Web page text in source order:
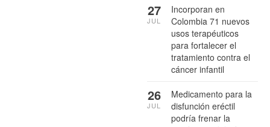
Incorporan en
Colombia 71 nuevos
usos terapéuticos
para fortalecer el
tratamiento contra el
cáncer infantil
27
JUL
Medicamento para la
disfunción eréctil
podría frenar la
26
JUL